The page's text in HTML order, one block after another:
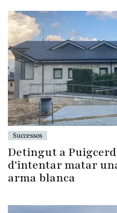
Successos
Detingut a
d'intentar matar
arma blanca